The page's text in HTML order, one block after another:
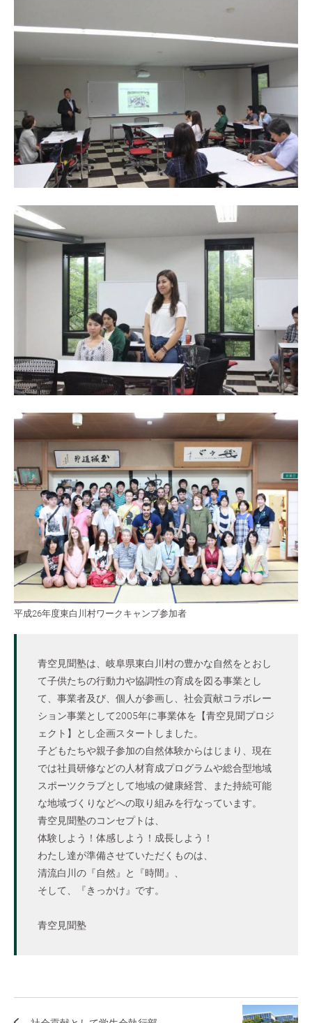
平成26年度東白川村ワークキャンプ参加者
青空見聞塾は、岐阜県東白川村の豊かな自然をとおし
て子供たちの行動力や協調性の育成を図る事業とし
て、事業者及び、個人が参画し、社会貢献コラボレー
ション事業として2005年に事業体を【青空見聞プロジ
ェクト】とし企画スタートしました。
子どもたちや親子参加の自然体験からはじまり、現在
では社員研修などの人材育成プログラムや総合型地域
スポーツクラブとして地域の健康経営、また持続可能
な地域づくりなどへの取り組みを行なっています。
青空見聞塾のコンセプトは、
体験しよう！体感しよう！成長しよう！
わたし達が準備させていただくものは、
清流白川の『自然』と『時間』、
そして、『きっかけ』です。
青空見聞塾